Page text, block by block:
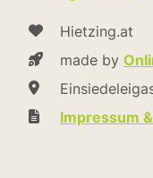
Hietzing.at
made by
Impressum